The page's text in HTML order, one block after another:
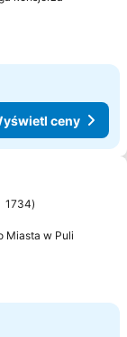
ceny
1734
Miasta w Puli